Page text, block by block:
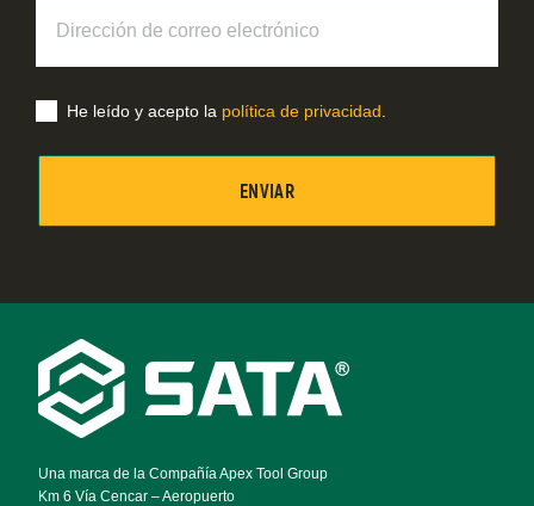
Footer
Navigation
Una marca de la Compañía Apex Tool Group
Km 6 Vía Cencar – Aeropuerto
correo
electrónico
He leído y acepto la política de privacidad